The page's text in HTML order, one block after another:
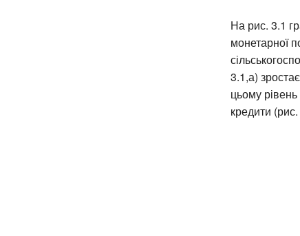
На рис. 3.1
монетарної
3.1,а)
цьому
кредити